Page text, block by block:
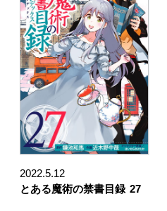
2022.5.12
とある魔術の禁書目録 27